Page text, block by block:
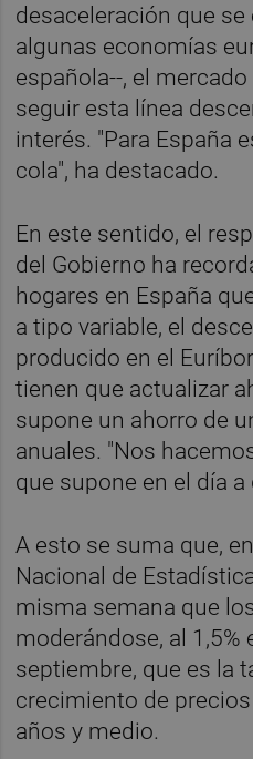
desaceleración que
algunas economías
española--, el
seguir esta línea
interés. "Para España
cola", ha destacado.
En este sentido, el
del Gobierno ha
hogares en España
a tipo variable, el
producido en el
tienen que actualizar
supone un ahorro de
anuales. "Nos
que supone en el día a
A esto se suma que,
Nacional de
misma semana que
moderándose, al 1,5%
septiembre, que es la
crecimiento de
años y medio.